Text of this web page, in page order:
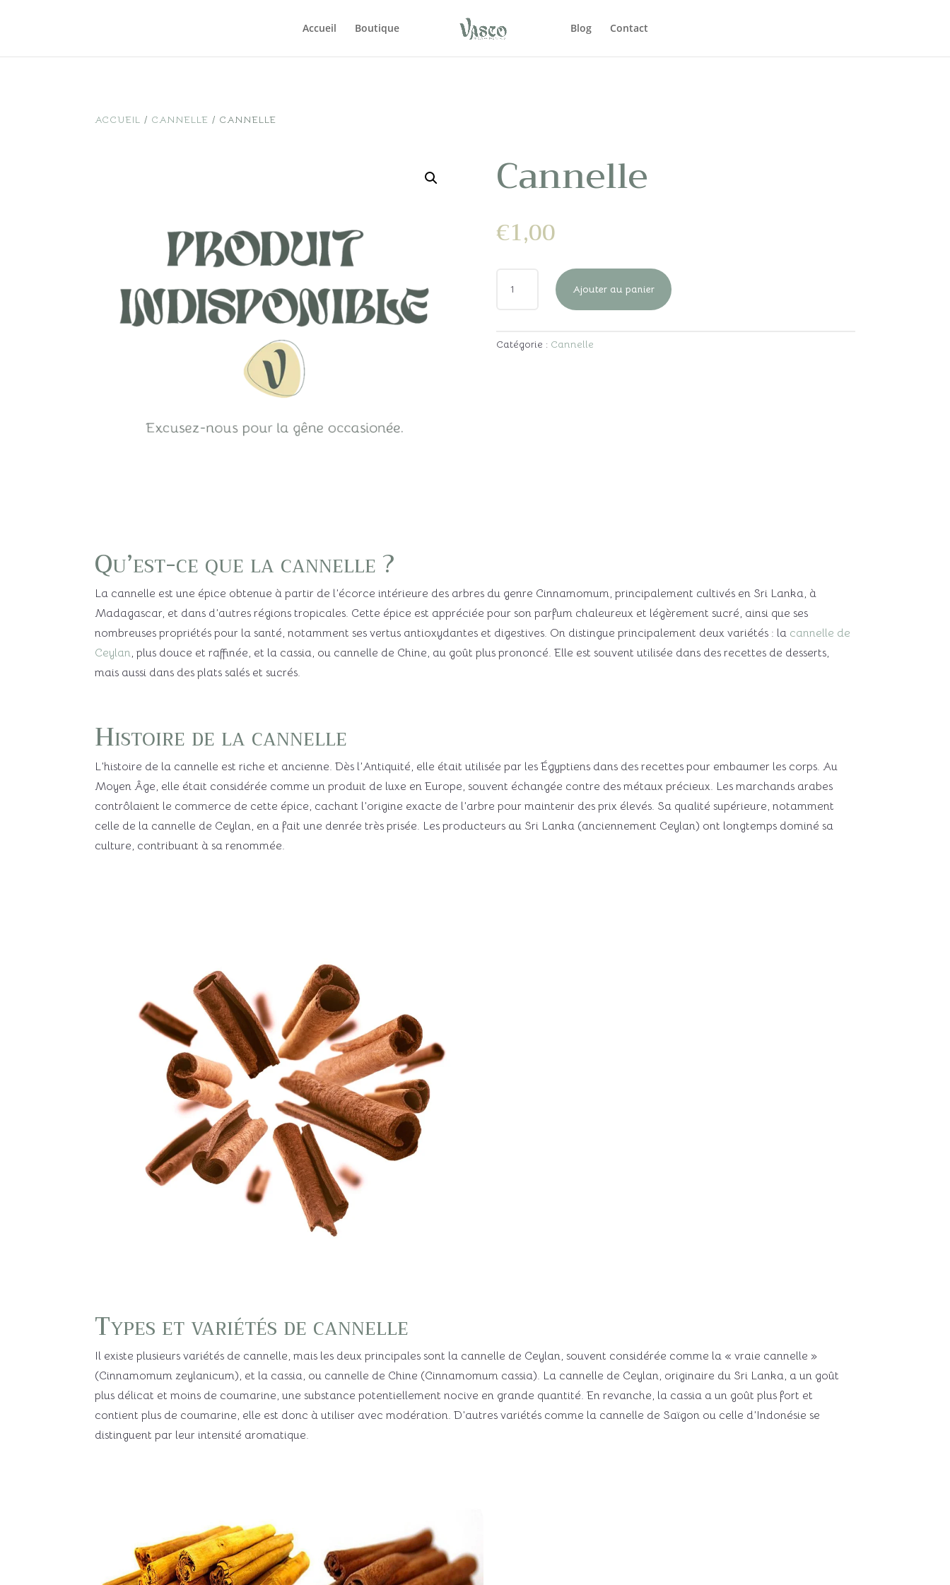
Accueil Boutique Blog Contact
ACCUEIL / CANNELLE / CANNELLE
Cannelle
€1,00
DE
Ajouter au panier
Catégorie : Cannelle
Qu’est-ce que la cannelle ?
La cannelle est une épice obtenue à partir de l’écorce intérieure des arbres du genre Cinnamomum, principalement cultivés en Sri Lanka, à
Madagascar, et dans d’autres régions tropicales. Cette épice est appréciée pour son parfum chaleureux et légèrement sucré, ainsi que ses
nombreuses propriétés pour la santé, notamment ses vertus antioxydantes et digestives. On distingue principalement deux variétés : la cannelle de
Ceylan, plus douce et raffinée, et la cassia, ou cannelle de Chine, au goût plus prononcé. Elle est souvent utilisée dans des recettes de desserts,
mais aussi dans des plats salés et sucrés.
Histoire de la cannelle
L’histoire de la cannelle est riche et ancienne. Dès l’Antiquité, elle était utilisée par les Égyptiens dans des recettes pour embaumer les corps. Au
Moyen Âge, elle était considérée comme un produit de luxe en Europe, souvent échangée contre des métaux précieux. Les marchands arabes
contrôlaient le commerce de cette épice, cachant l’origine exacte de l’arbre pour maintenir des prix élevés. Sa qualité supérieure, notamment
celle de la cannelle de Ceylan, en a fait une denrée très prisée. Les producteurs au Sri Lanka (anciennement Ceylan) ont longtemps dominé sa
culture, contribuant à sa renommée.
Types et variétés de cannelle
Il existe plusieurs variétés de cannelle, mais les deux principales sont la cannelle de Ceylan, souvent considérée comme la « vraie cannelle »
(Cinnamomum zeylanicum), et la cassia, ou cannelle de Chine (Cinnamomum cassia). La cannelle de Ceylan, originaire du Sri Lanka, a un goût
plus délicat et moins de coumarine, une substance potentiellement nocive en grande quantité. En revanche, la cassia a un goût plus fort et
contient plus de coumarine, elle est donc à utiliser avec modération. D’autres variétés comme la cannelle de Saïgon ou celle d’Indonésie se
distinguent par leur intensité aromatique.